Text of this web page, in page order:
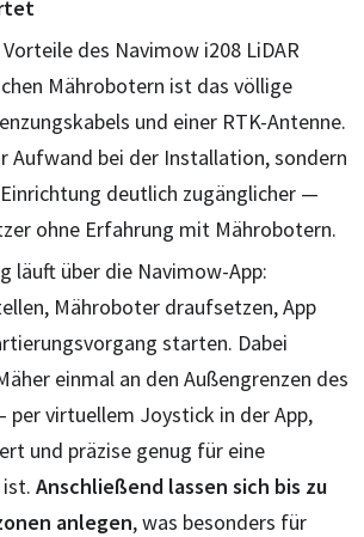
des Navimow i208 LiDAR
Mährobotern ist das völlige
und einer RTK-Antenne.
Aufwand bei der Installation, sondern
deutlich zugänglicher —
ohne Erfahrung mit Mährobotern.
läuft über die Navimow-App:
Mähroboter draufsetzen, App
starten. Dabei
einmal an den Außengrenzen des
per virtuellem Joystick in der App,
und präzise genug für eine
Anschließend lassen sich bis zu
anlegen, was besonders für